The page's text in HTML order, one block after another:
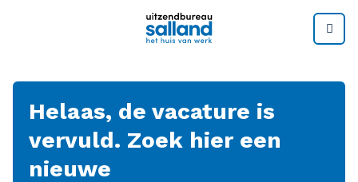
Helaas, de vacature is
vervuld. Zoek hier een
nieuwe